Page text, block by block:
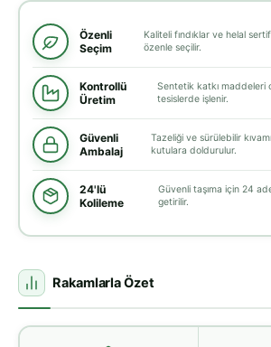
Özenli
Seçim
Kaliteli fındıklar ve helal
özenle seçilir.
Kontrollü
Üretim
Sentetik katkı maddeleri
tesislerde işlenir.
Güvenli
Ambalaj
Tazeliği ve sürülebilir
kutulara doldurulur.
24'lü
Kolileme
Güvenli taşıma için 24
getirilir.
Rakamlarla Özet